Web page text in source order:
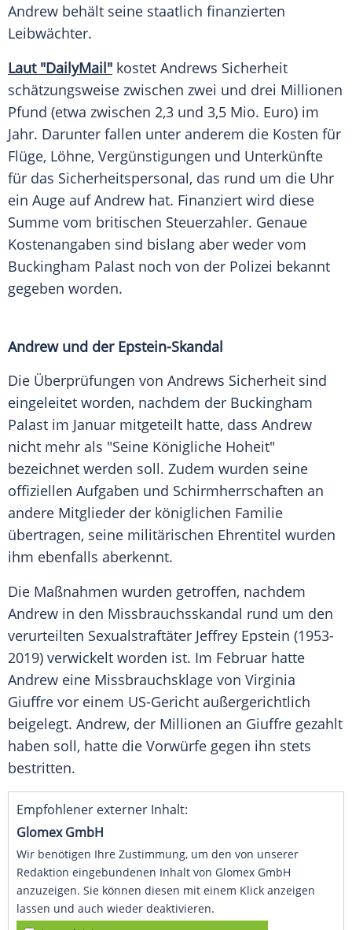
Andrew behält seine staatlich finanzierten
Leibwächter.
Laut "DailyMail" kostet Andrews Sicherheit
schätzungsweise zwischen zwei und drei Millionen
Pfund (etwa zwischen 2,3 und 3,5 Mio. Euro) im
Jahr. Darunter fallen unter anderem die Kosten für
Flüge, Löhne, Vergünstigungen und Unterkünfte
für das Sicherheitspersonal, das rund um die Uhr
ein Auge auf Andrew hat. Finanziert wird diese
Summe vom britischen Steuerzahler. Genaue
Kostenangaben sind bislang aber weder vom
Buckingham Palast noch von der Polizei bekannt
gegeben worden.
Andrew und der Epstein-Skandal
Die Überprüfungen von Andrews Sicherheit sind
eingeleitet worden, nachdem der Buckingham
Palast im Januar mitgeteilt hatte, dass Andrew
nicht mehr als "Seine Königliche Hoheit"
bezeichnet werden soll. Zudem wurden seine
offiziellen Aufgaben und Schirmherrschaften an
andere Mitglieder der königlichen Familie
übertragen, seine militärischen Ehrentitel wurden
ihm ebenfalls aberkennt.
Die Maßnahmen wurden getroffen, nachdem
Andrew in den Missbrauchsskandal rund um den
verurteilten Sexualstraftäter Jeffrey Epstein (1953-
2019) verwickelt worden ist. Im Februar hatte
Andrew eine Missbrauchsklage von Virginia
Giuffre vor einem US-Gericht außergerichtlich
beigelegt. Andrew, der Millionen an Giuffre gezahlt
haben soll, hatte die Vorwürfe gegen ihn stets
bestritten.
Empfohlener externer Inhalt:
Glomex GmbH
Wir benötigen Ihre Zustimmung, um den von unserer
Redaktion eingebundenen Inhalt von Glomex GmbH
anzuzeigen. Sie können diesen mit einem Klick anzeigen
lassen und auch wieder deaktivieren.